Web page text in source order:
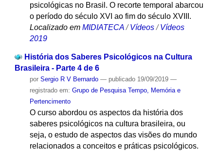
psicológicas no Brasil. O recorte temporal abarcou
o período do século XVI ao fim do século XVIII.
Localizado em MIDIATECA /Vídeos /Vídeos
2019
História dos Saberes Psicológicos na Cultura
Brasileira - Parte 4 de 6
por Sergio R V Bernardo — publicado19/09/2019 —
registrado em: Grupo de Pesquisa Tempo, Memória e
Pertencimento
O curso abordou os aspectos da história dos
saberes psicológicos na cultura brasileira, ou
seja, o estudo de aspectos das visões do mundo
relacionados a conceitos e práticas psicológicos.